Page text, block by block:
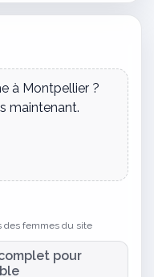
à Montpellier ?
maintenant.
des femmes du site
pour